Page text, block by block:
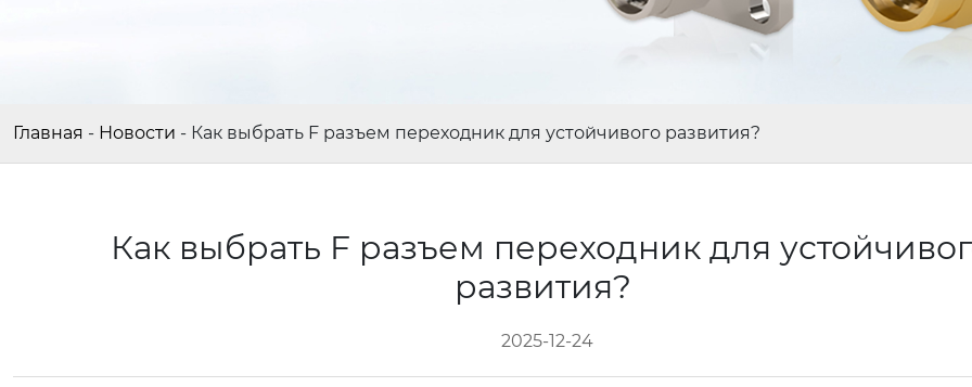
Главная - Новости - Как выбрать F разъем переходник для устойчивого развития?
Как выбрать F разъем переходник для
развития?
2025-12-24